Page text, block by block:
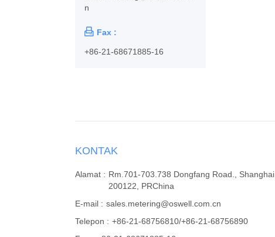
n
 Fax :
+86-21-68671885-16
KONTAK
Alamat : Rm.701-703.738 Dongfang Road., Shanghai
200122, PRChina
E-mail : sales.metering@oswell.com.cn
Telepon : +86-21-68756810/+86-21-68756890